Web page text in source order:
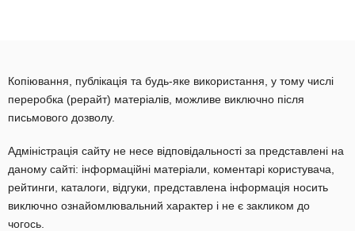
Копіювання, публікація та будь-яке використання, у тому числі
переробка (рерайт) матеріалів, можливе виключно після
письмового дозволу.
Адміністрація сайту не несе відповідальності за представлені на
даному сайті: інформаційні матеріали, коментарі користувача,
рейтинги, каталоги, відгуки, представлена інформація носить
виключно ознайомлювальний характер і не є закликом до
чогось.